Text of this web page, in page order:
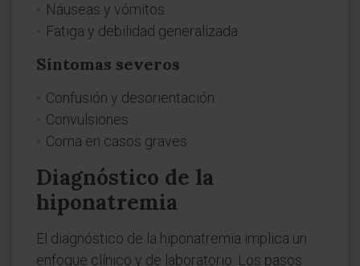
Náuseas y vómitos.
Fatiga y debilidad generalizada.
Síntomas severos
Confusión y desorientación.
Convulsiones.
Coma en casos graves.
Diagnóstico de la
hiponatremia
El diagnóstico de la hiponatremia implica un
enfoque clínico y de laboratorio. Los pasos